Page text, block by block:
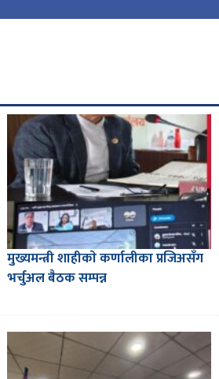
मुख्यमन्त्री शाहीकाे कर्णालीका प्रजिअसँग
भर्चुअल बैठक सम्पन्न